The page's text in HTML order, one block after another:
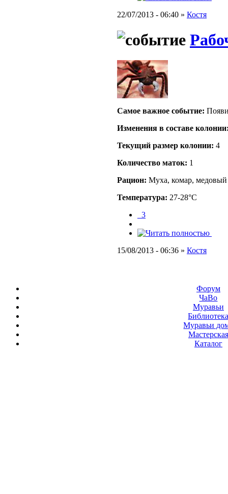
22/07/2013 - 06:40 » Костя
Самое важное событие:
Изменения в составе
Текущий размер кoлонии: 4
Количество маток: 1
Рацион: Муха, комар, медовый
Температура: 27-28°C
_3
15/08/2013 - 06:36 » Костя
Форум
ЧаВо
Муравьи
Муравьи
Мастерская
Каталог